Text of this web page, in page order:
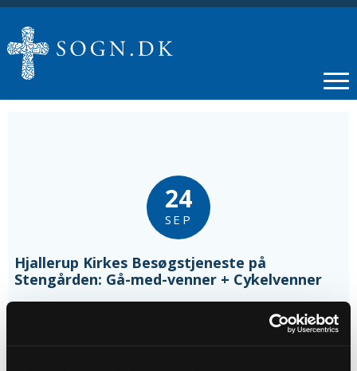
24
SEP
Hjallerup Kirkes Besøgstjeneste på
Stengården: Gå-med-venner + Cykelvenner